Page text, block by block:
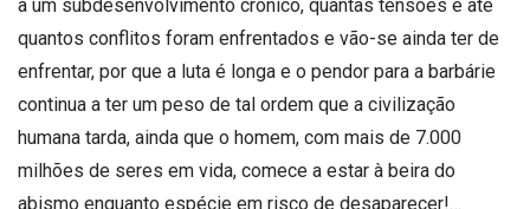
a um subdesenvolvimento crónico, quantas tensões e até
quantos conflitos foram enfrentados e vão-se ainda ter de
enfrentar, por que a luta é longa e o pendor para a barbárie
continua a ter um peso de tal ordem que a civilização
humana tarda, ainda que o homem, com mais de 7.000
milhões de seres em vida, comece a estar à beira do
abismo enquanto espécie em risco de desaparecer!…